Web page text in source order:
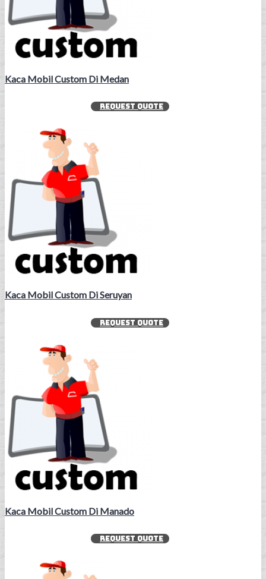
Kaca Mobil Custom Di Medan
REQUEST QUOTE
Kaca Mobil Custom Di Seruyan
REQUEST QUOTE
Kaca Mobil Custom Di Manado
REQUEST QUOTE